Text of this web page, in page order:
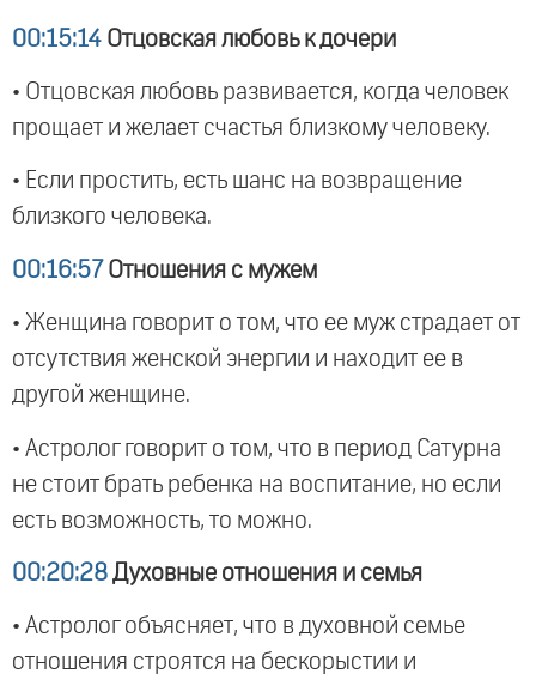
00:15:14 Отцовская любовь к дочери
• Отцовская любовь развивается, когда человек
прощает и желает счастья близкому человеку.
• Если простить, есть шанс на возвращение
близкого человека.
00:16:57 Отношения с мужем
• Женщина говорит о том, что ее муж страдает от
отсутствия женской энергии и находит ее в
другой женщине.
• Астролог говорит о том, что в период Сатурна
не стоит брать ребенка на воспитание, но если
есть возможность, то можно.
00:20:28 Духовные отношения и семья
• Астролог объясняет, что в духовной семье
отношения строятся на бескорыстии и